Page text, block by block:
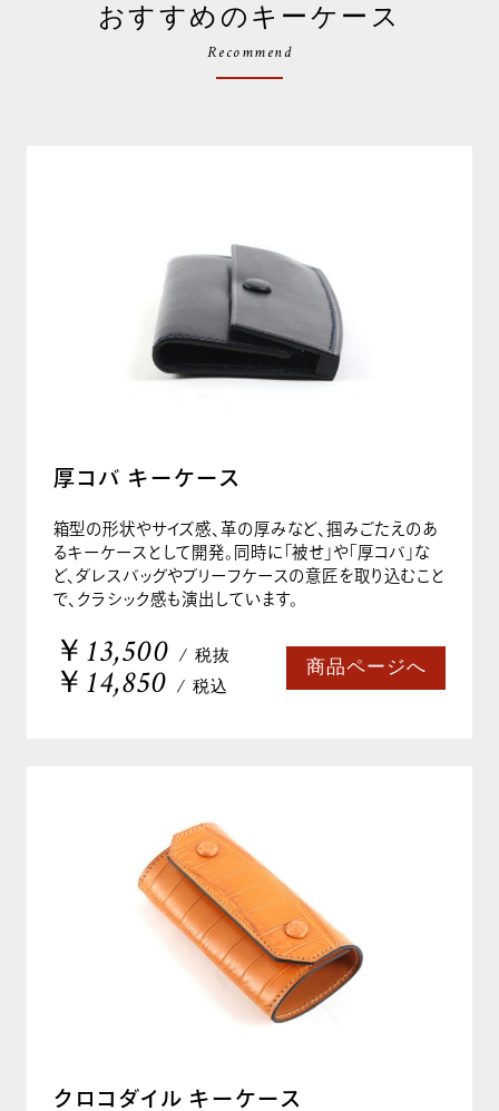
おすすめのキーケース
Recommend
厚コバ キーケース
箱型の形状やサイズ感、革の厚みなど、掴みごたえのあ
るキーケースとして開発。同時に「被せ」や「厚コバ」な
ど、ダレスバッグやブリーフケースの意匠を取り込むこと
で、クラシック感も演出しています。
￥13,500 / 税抜
￥14,850 / 税込
商品ページへ
クロコダイル キーケース